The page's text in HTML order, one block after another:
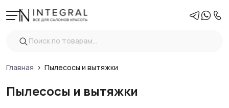
Главная Пылесосы и вытяжки
Пылесосы и вытяжки
Очистить